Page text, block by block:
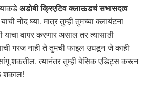
अडोबी क्रिएटिव क्लाऊडचं सभासदत्व
नोंद घ्या. मात्र तुम्ही तुमच्या क्लायंटना
वापर करणार असाल तर त्यासाठी
गरज नाही ते तुमची फाइल उघडून जे काही
शकतील. त्यानंतर तुम्ही बेसिक एडिट्स करून
शकाल!